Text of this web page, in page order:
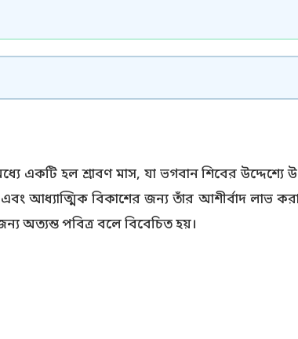
একটি হল শ্রাবণ মাস, যা ভগবান শিবের উদ্দেশ্যে
আধ্যাত্মিক বিকাশের জন্য তাঁর আশীর্বাদ লাভ করা
অত্যন্ত পবিত্র বলে বিবেচিত হয়।